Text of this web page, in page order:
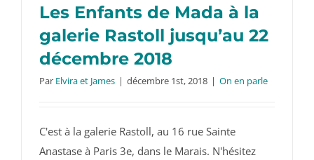
Les Enfants de Mada à la galerie Rastoll
Les Enfants de Mada à la
galerie Rastoll jusqu’au 22
décembre 2018
Par Elvira et James | décembre 1st, 2018 | On en parle
C'est à la galerie Rastoll, au 16 rue Sainte
Anastase à Paris 3e, dans le Marais. N'hésitez